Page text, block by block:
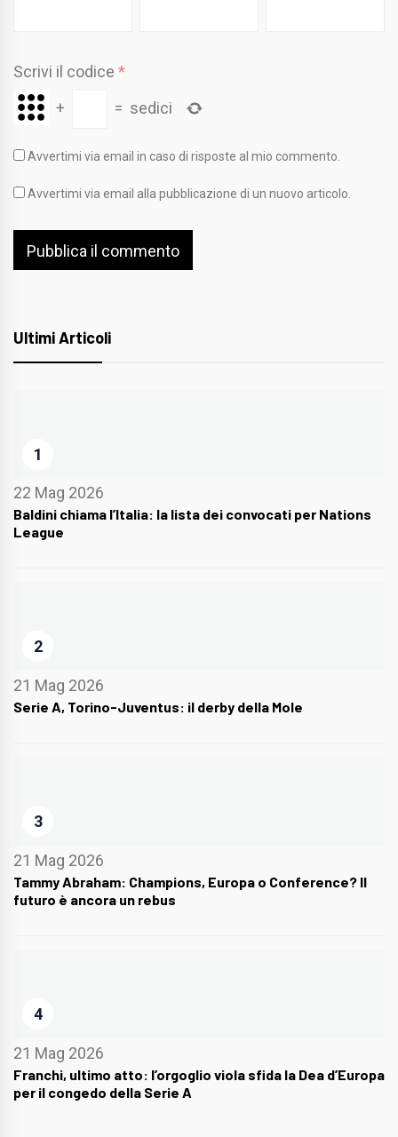
Scrivi il codice *
+
= sedici
Avvertimi via email in caso di risposte al mio commento.
Avvertimi via email alla pubblicazione di un nuovo articolo.
Ultimi Articoli
1
22 Mag 2026
Baldini chiama l’Italia: la lista dei convocati per Nations
League
2
21 Mag 2026
Serie A, Torino-Juventus: il derby della Mole
3
21 Mag 2026
Tammy Abraham: Champions, Europa o Conference? Il
futuro è ancora un rebus
4
21 Mag 2026
Franchi, ultimo atto: l’orgoglio viola sfida la Dea d’Europa
per il congedo della Serie A